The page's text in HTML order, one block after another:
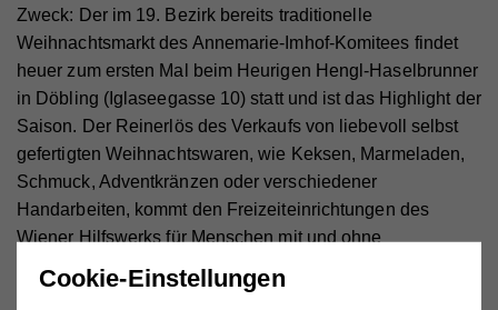
Zweck: Der im 19. Bezirk bereits traditionelle
Weihnachtsmarkt des Annemarie-Imhof-Komitees findet
heuer zum ersten Mal beim Heurigen Hengl-Haselbrunner
in Döbling (Iglaseegasse 10) statt und ist das Highlight der
Saison. Der Reinerlös des Verkaufs von liebevoll selbst
gefertigten Weihnachtswaren, wie Keksen, Marmeladen,
Schmuck, Adventkränzen oder verschiedener
Handarbeiten, kommt den Freizeiteinrichtungen des
Wiener Hilfswerks für Menschen mit und ohne
Behinderung zugute. Für beste Stimmung sorgt der „Chary
Ladies“ Chor, unter der Leitung der prominenten Sängerin
Cookie-Einstellungen